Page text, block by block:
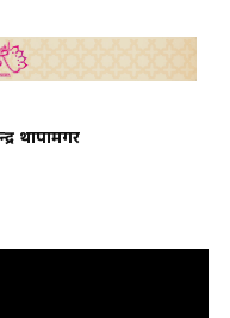
थापामगर